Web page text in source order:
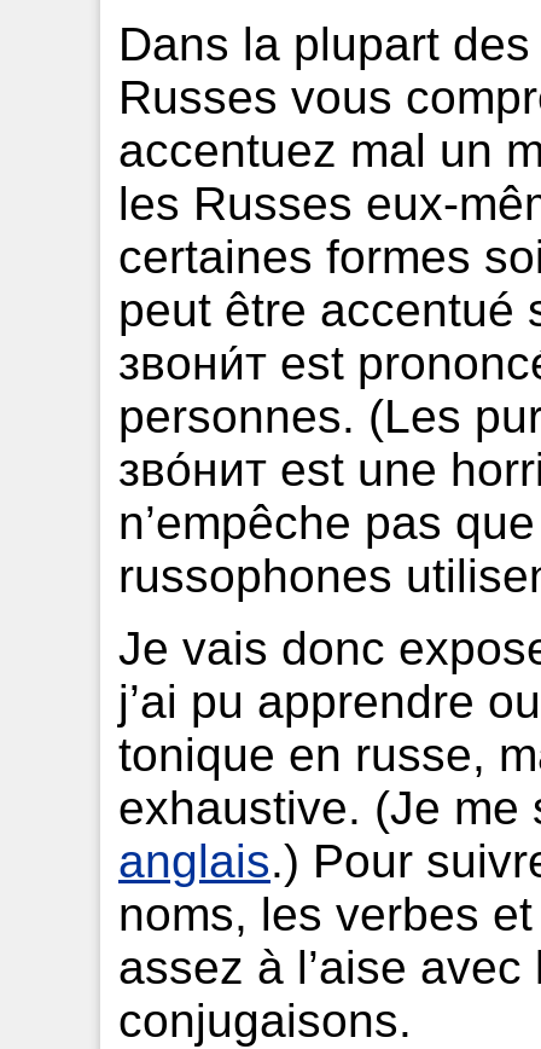
Dans la plupart
Russes vous
accentuez mal un
les Russes eux-
certaines formes
peut être accentué
звони́т est
personnes. (Les
зво́нит est une
n’empêche pas
russophones
Je vais donc
j’ai pu apprendre
tonique en russe,
exhaustive. (Je
anglais.) Pour
noms, les verbes
assez à l’aise
conjugaisons.